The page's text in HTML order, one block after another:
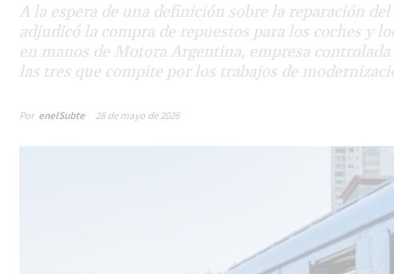
A la espera de una definición sobre la reparación
adjudicó la compra de repuestos para los coches y
en manos de Motora Argentina, empresa
las tres que compite por los trabajos de
Por enelSubte 28 de mayo de 2026